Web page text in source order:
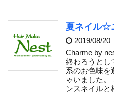
夏ネイル☆
2019/08/20
Charme by
終わろうとし
系のお色味を
ゃいました。
ンスネイル